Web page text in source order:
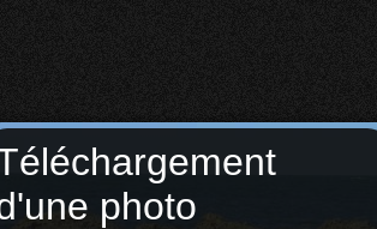
photo